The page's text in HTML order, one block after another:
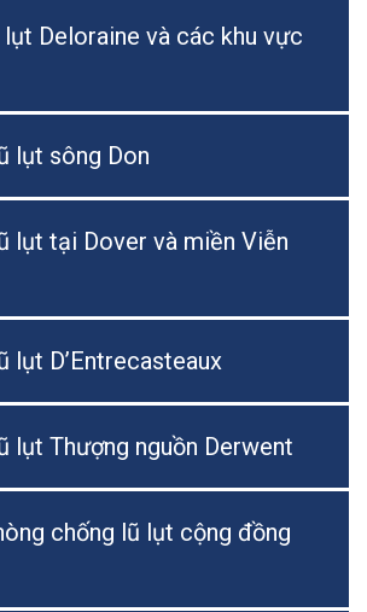
lụt Deloraine và các khu vực
lụt sông Don
lụt tại Dover và miền Viễn
lụt D’Entrecasteaux
lụt Thượng nguồn Derwent
chống lũ lụt cộng đồng